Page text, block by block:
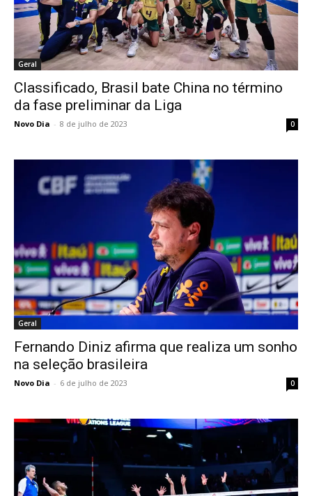
Geral
Classificado, Brasil bate China no término
da fase preliminar da Liga
Novo Dia - 8 de julho de 2023 0
Geral
Fernando Diniz afirma que realiza um sonho
na seleção brasileira
Novo Dia - 6 de julho de 2023 0